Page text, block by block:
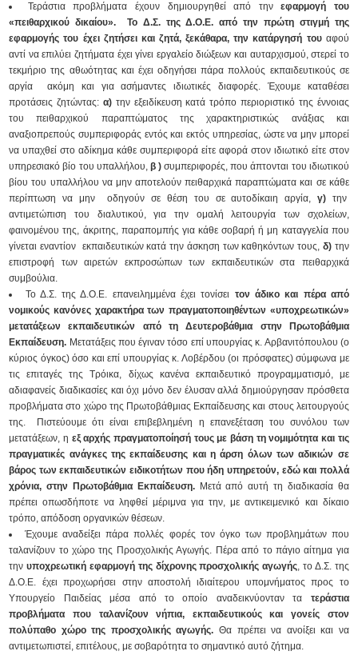
Τεράστια προβλήματα έχουν δημιουργηθεί από τηνεφαρμογή του
«πειθαρχικού δικαίου».
Το Δ.Σ. της Δ.Ο.Ε. από την πρώτη στιγμή της
εφαρμογής του έχει ζητήσει και ζητά, ξεκάθαρα, την κατάργησή τουαφού
αντί να επιλύει ζητήματα έχει γίνει εργαλείο διώξεων και αυταρχισμού, στερεί το
τεκμήριο της αθωότητας και έχει οδηγήσει πάρα πολλούς εκπαιδευτικούς σε
αργία ακόμη και για ασήμαντες ιδιωτικές διαφορές. Έχουμε καταθέσει
προτάσεις ζητώντας: α)την εξειδίκευση κατά τρόπο περιοριστικό της έννοιας
του πειθαρχικού παραπτώματος της χαρακτηριστικώς ανάξιας και
αναξιοπρεπούς συμπεριφοράς εντός και εκτός υπηρεσίας, ώστε να μην μπορεί
να υπαχθεί στο αδίκημα κάθε συμπεριφορά είτε αφορά στον ιδιωτικό είτε στον
υπηρεσιακό βίο του υπαλλήλου, β ) συμπεριφορές, που άπτονται του ιδιωτικού
βίου του υπαλλήλου να μην αποτελούν πειθαρχικά παραπτώματα και σε κάθε
περίπτωση να μην οδηγούν σε θέση του σε αυτοδίκαιη αργία, γ) την
αντιμετώπιση του διαλυτικού, για την ομαλή λειτουργία των σχολείων,
φαινομένου της, άκριτης, παραπομπής για κάθε σοβαρή ή μη καταγγελία που
γίνεται εναντίον εκπαιδευτικών κατά την άσκηση των καθηκόντων τους,δ) την
επιστροφή των αιρετών εκπροσώπων των εκπαιδευτικών στα πειθαρχικά
συμβούλια.
Το Δ.Σ. της Δ.Ο.Ε. επανειλημμένα έχει τονίσει τον άδικο και πέρα από
νομικούς κανόνες χαρακτήρα των πραγματοποιηθέντων «υποχρεωτικών»
μετατάξεων εκπαιδευτικών από τη Δευτεροβάθμια στην Πρωτοβάθμια
Εκπαίδευση. Μετατάξεις που έγιναν τόσο επί υπουργίας κ. Αρβανιτόπουλου (ο
κύριος όγκος) όσο και επί υπουργίας κ. Λοβέρδου (οι πρόσφατες) σύμφωνα με
τις επιταγές της Τρόικα, δίχως κανένα εκπαιδευτικό προγραμματισμό, με
αδιαφανείς διαδικασίες και όχι μόνο δεν έλυσαν αλλά δημιούργησαν πρόσθετα
προβλήματα στο χώρο της Πρωτοβάθμιας Εκπαίδευσης και στους λειτουργούς
της. Πιστεύουμε ότι είναι επιβεβλημένη η επανεξέταση του συνόλου των
μετατάξεων, η εξ αρχής πραγματοποίησή τους με βάση τη νομιμότητα και τις
πραγματικές ανάγκες της εκπαίδευσης και η άρση όλων των αδικιών σε
βάρος των εκπαιδευτικών ειδικοτήτων που ήδη υπηρετούν, εδώ και πολλά
χρόνια, στην Πρωτοβάθμια Εκπαίδευση. Μετά από αυτή τη διαδικασία θα
πρέπει οπωσδήποτε να ληφθεί μέριμνα για την, με αντικειμενικό και δίκαιο
τρόπο, απόδοση οργανικών θέσεων.
Έχουμε αναδείξει πάρα πολλές φορές τον όγκο των προβλημάτων που
ταλανίζουν το χώρο της Προσχολικής Αγωγής. Πέρα από το πάγιο αίτημα για
τηνυποχρεωτική εφαρμογή της δίχρονης προσχολικής αγωγής, το Δ.Σ. της
Δ.Ο.Ε. έχει προχωρήσει στην αποστολή ιδιαίτερου υπομνήματος προς το
Υπουργείο Παιδείας μέσα από το οποίο αναδεικνύονταν τα τεράστια
προβλήματα που ταλανίζουν νήπια, εκπαιδευτικούς και γονείς στον
πολύπαθο χώρο της προσχολικής αγωγής. Θα πρέπει να ανοίξει και να
αντιμετωπιστεί, επιτέλους, με σοβαρότητα το σημαντικό αυτό ζήτημα.